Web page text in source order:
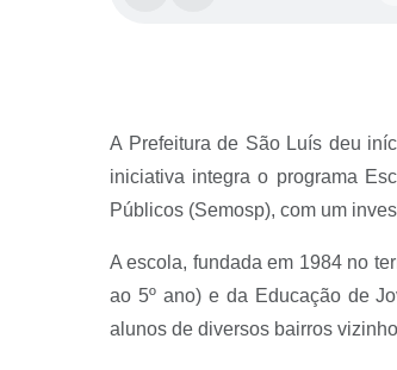
A Prefeitura de São Luís deu
iniciativa integra o programa
Públicos (Semosp), com um
A escola, fundada em 1984 no
ao 5º ano) e da Educação de
alunos de diversos bairros